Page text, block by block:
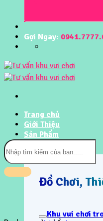
Gọi Ngay:
Trang chủ
Giới Thiệu
Sản Phẩm
Đồ Chơi,
Khu vui chơi
Tìm
kiếm: